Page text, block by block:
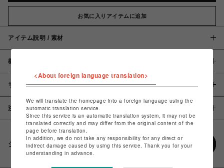
お気に入りアイテムに追加
アイテム説明 / 素材
概要
サイズ
注意事項
シェアする
<About foreign language translation>
We will translate the homepage into a foreign language using the
automatic translation service.
Since this service is an automatic translation system, it may not be
translated correctly and may differ from the original content of the
page before translation.
In addition, we do not take any responsibility for any direct or
indirect damage caused by using this service. Thank you for your
understanding in advance.